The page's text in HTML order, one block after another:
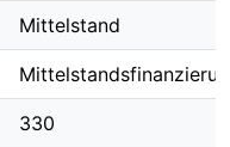
Mittelstand
330